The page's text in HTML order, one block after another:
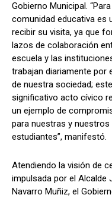
Gobierno Municipal.
comunidad educativa es
recibir su visita, ya que
lazos de colaboración
escuela y las
trabajan diariamente por
de nuestra sociedad; este
significativo acto cívico
un ejemplo de
para nuestras y nuestros
estudiantes”, manifestó.
Atendiendo la visión de
impulsada por el Alcalde
Navarro Muñiz, el